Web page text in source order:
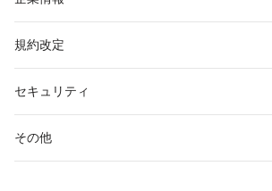
規約改定
セキュリティ
その他